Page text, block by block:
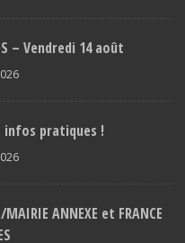
– Vendredi 14 août
infos pratiques !
MAIRIE ANNEXE et FRANCE